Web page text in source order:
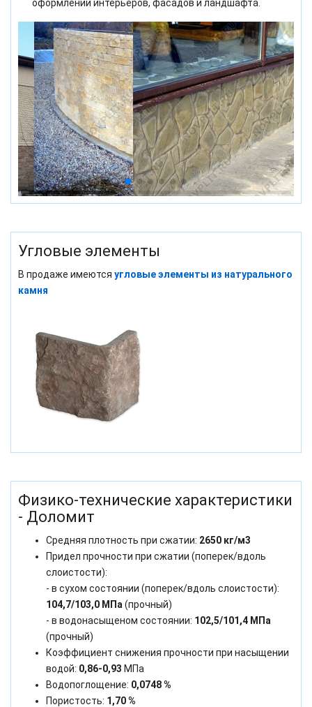
оформлении интерьеров, фасадов и ландшафта.
Угловые элементы
В продаже имеются угловые элементы из натурального
камня
Физико-технические характеристики
- Доломит
Средняя плотность при сжатии: 2650 кг/м3
Придел прочности при сжатии (поперек/вдоль
слоистости):
- в сухом состоянии (поперек/вдоль слоистости):
104,7/103,0 МПа (прочный)
- в водонасыщеном состоянии: 102,5/101,4 МПа
(прочный)
Коэффициент снижения прочности при насыщении
водой: 0,86-0,93 МПа
Водопоглощение: 0,0748 %
Пористость: 1,70 %